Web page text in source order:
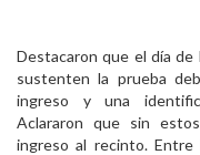
Destacaron que el día de
sustenten la prueba
ingreso y una
Aclararon que sin
ingreso al recinto.